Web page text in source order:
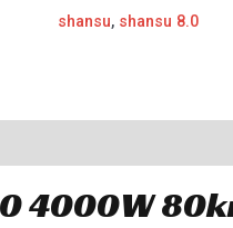
shansu, shansu 8.0
4000W